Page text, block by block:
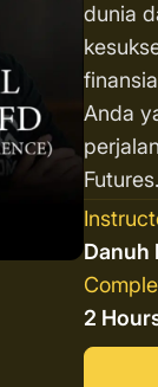
dunia
Anda
Futures.
Danuh
2